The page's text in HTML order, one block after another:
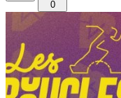
0